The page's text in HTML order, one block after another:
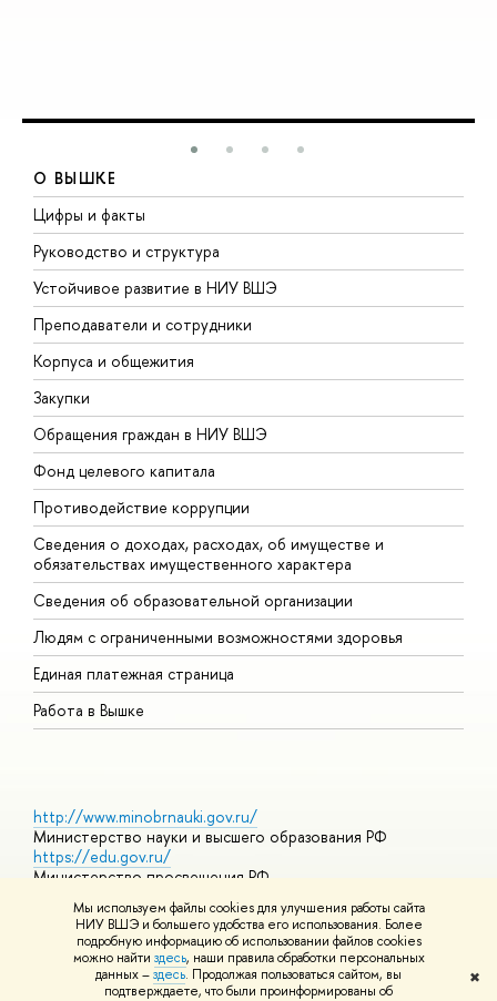
Мы используем файлы cookies для улучшения работы сайта
НИУ ВШЭ и большего удобства его использования. Более
подробную информацию об использовании файлов cookies
можно найти здесь, наши правила обработки персональных
данных –здесь. Продолжая пользоваться сайтом, вы
подтверждаете, что были проинформированы об
✖
О ВЫШКЕ
Цифры и факты
Руководство и структура
Устойчивое развитие в НИУ ВШЭ
Преподаватели и сотрудники
Корпуса и общежития
Закупки
Обращения граждан в НИУ ВШЭ
Фонд целевого капитала
Противодействие коррупции
Сведения о доходах, расходах, об имуществе и
обязательствах имущественного характера
Сведения об образовательной организации
Людям с ограниченными возможностями здоровья
Единая платежная страница
Работа в Вышке
http://www.minobrnauki.gov.ru/
Министерство науки и высшего образования РФ
https://edu.gov.ru/
Министерство просвещения РФ
Массовые открытые онлайн-курсы
© НИУ ВШЭ 1993–2026 Адреса и контактыУсловия